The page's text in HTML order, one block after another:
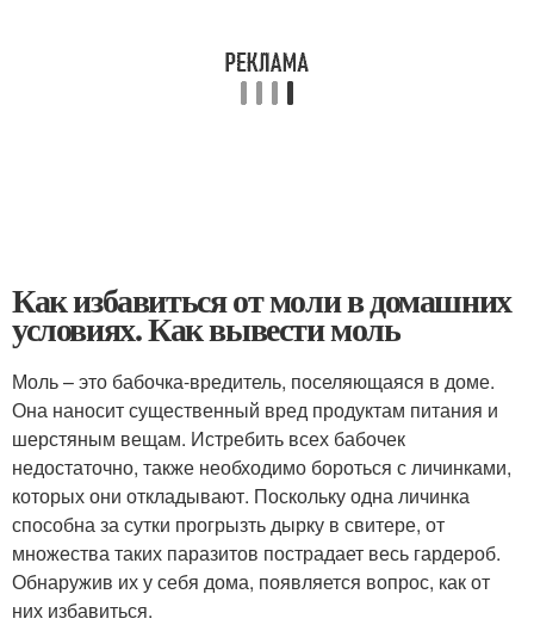
Как избавиться от моли в домашних
условиях. Как вывести моль
Моль – это бабочка-вредитель, поселяющаяся в доме.
Она наносит существенный вред продуктам питания и
шерстяным вещам. Истребить всех бабочек
недостаточно, также необходимо бороться с личинками,
которых они откладывают. Поскольку одна личинка
способна за сутки прогрызть дырку в свитере, от
множества таких паразитов пострадает весь гардероб.
Обнаружив их у себя дома, появляется вопрос, как от
них избавиться.